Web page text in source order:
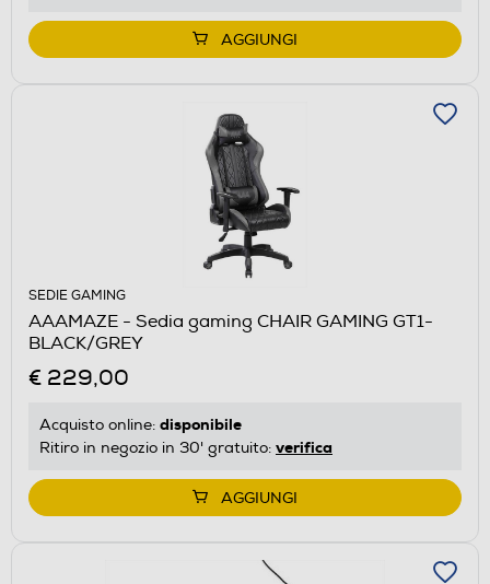
AGGIUNGI
SEDIE GAMING
AAAMAZE - Sedia gaming CHAIR GAMING GT1-
BLACK/GREY
€ 229,00
Acquisto online: disponibile
Ritiro in negozio in 30' gratuito: verifica
AGGIUNGI